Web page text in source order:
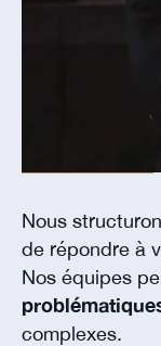
Nous
de répondre à
Nos équipes
complexes.